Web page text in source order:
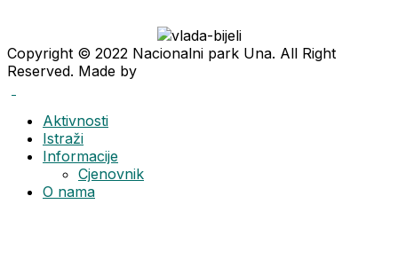
Copyright © 2022 Nacionalni park Una. All Right
Reserved. Made by
Aktivnosti
Istraži
Informacije
Cjenovnik
O nama